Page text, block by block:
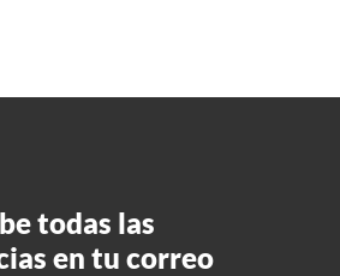
todas las
en tu correo